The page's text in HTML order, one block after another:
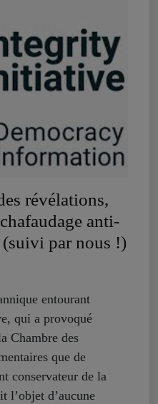
révélations,
anti-
par nous !)
entourant
qui a provoqué
Chambre des
que de
conservateur de la
l’objet d’aucune